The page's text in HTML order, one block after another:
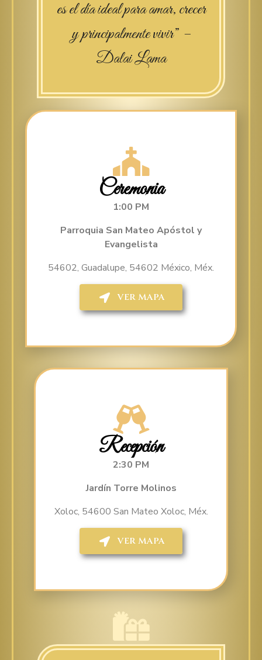
es el día ideal para amar, crecer
y principalmente vivir” –
Dalai Lama
Ceremonia
1:00 PM
Parroquia San Mateo Apóstol y
Evangelista
54602, Guadalupe, 54602 México, Méx.
VER MAPA
Recepción
2:30 PM
Jardín Torre Molinos
Xoloc, 54600 San Mateo Xoloc, Méx.
VER MAPA